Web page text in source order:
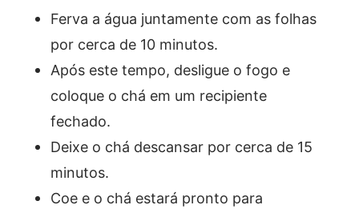
Ferva a água juntamente com as folhas
por cerca de 10 minutos.
Após este tempo, desligue o fogo e
coloque o chá em um recipiente
fechado.
Deixe o chá descansar por cerca de 15
minutos.
Coe e o chá estará pronto para